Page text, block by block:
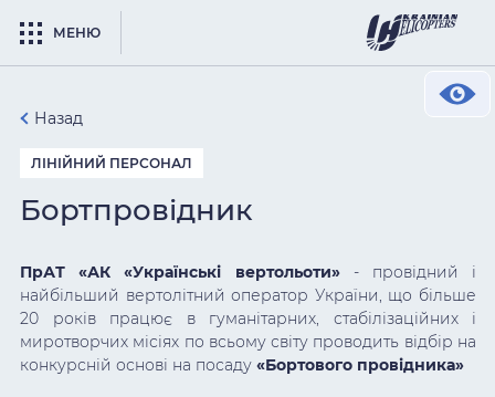
МЕНЮ
Назад
ЛІНІЙНИЙ ПЕРСОНАЛ
Бортпровідник
ПрАТ«АК «Українські вертольоти»- провідний і
найбільший вертолітний оператор України, що більше
20 років працює в гуманітарних, стабілізаційних і
миротворчих місіях по всьому світу проводить відбір на
конкурсній основі на посаду «Бортового провідника»